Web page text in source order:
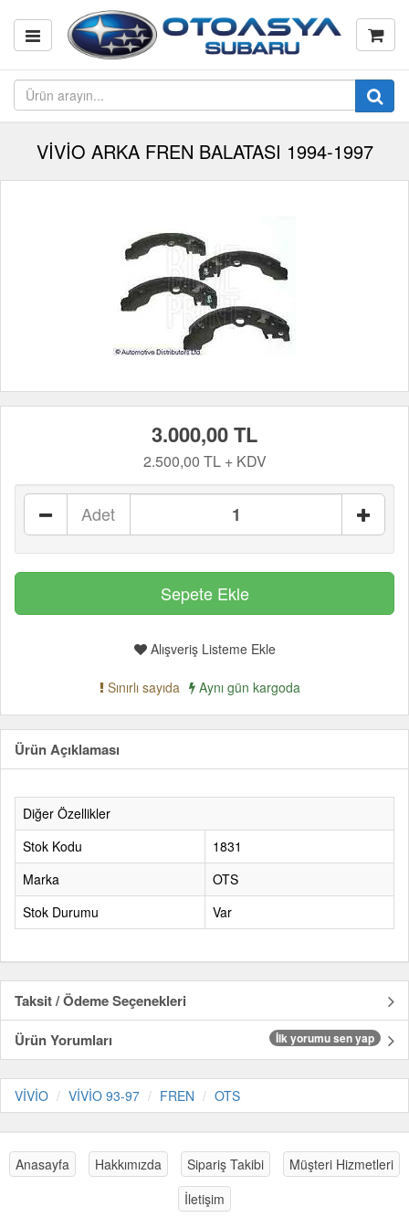
VİVİO ARKA FREN BALATASI 1994-1997
3.000,00 TL
2.500,00 TL + KDV
Adet
Alışveriş Listeme Ekle
Sınırlı sayıda Aynı gün kargoda
Ürün Açıklaması
Diğer Özellikler
Stok Kodu
1831
Marka
OTS
Stok Durumu
Var
Taksit / Ödeme Seçenekleri
Ürün Yorumları
İlk yorumu sen yap
VİVİO VİVİO 93-97 FREN OTS
Anasayfa Hakkımızda Sipariş Takibi
Müşteri Hizmetleri
İletişim